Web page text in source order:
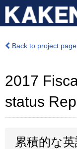
Back to project page
2017
status
累積的な